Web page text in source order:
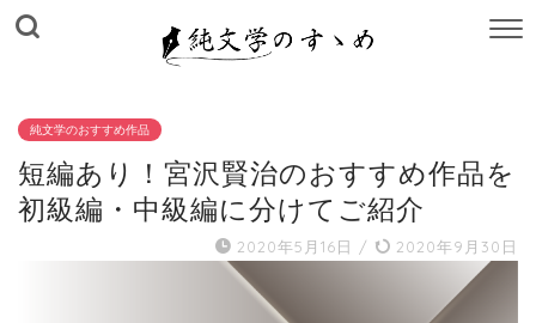
純文学のおすすめ作品
短編あり！宮沢賢治のおすすめ作品を
初級編・中級編に分けてご紹介
2020年5月16日 / 2020年9月30日